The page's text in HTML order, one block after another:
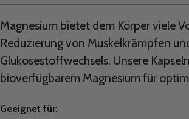
Magnesium bietet dem Körper viele
Reduzierung von Muskelkrämpfen
Glukosestoffwechsels. Unsere
bioverfügbarem Magnesium für
Geeignet für: